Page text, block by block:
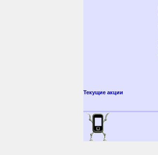
Текущие акции